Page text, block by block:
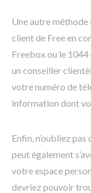
Une autre
client de Free en
Freebox ou le 1044
un conseiller
votre numéro de
information dont
Enfin, n’oubliez
peut également
votre espace
devriez pouvoir